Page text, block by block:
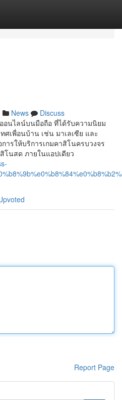
News
Discuss
อนไลน์บนมือถือ ที่ได้รับความนิยม
ศเพื่อนบ้าน เช่น มาเลเซีย และ
ารให้บริการเกมคาสิโนครบวงจร
โนสด ภายในแอปเดียว
Report Page